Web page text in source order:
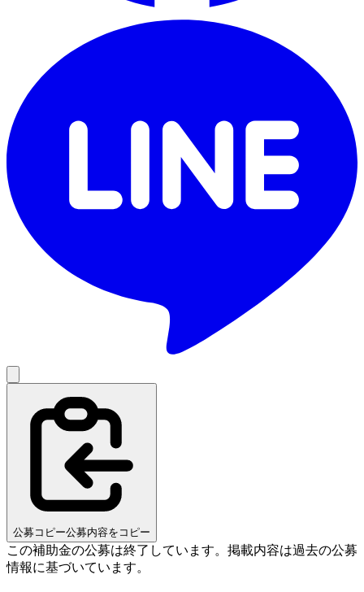
公募コピー公募内容をコピー
この補助金の公募は終了しています。 掲載内容は過去の公募
情報に基づいています。